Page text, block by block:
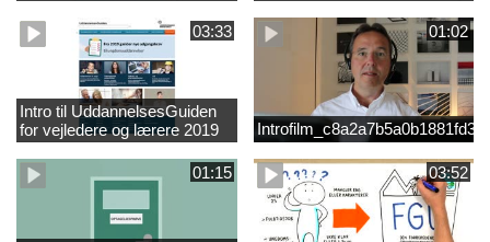
03:33
Intro til UddannelsesGuiden
for vejledere og lærere 2019
01:02
01:15 03:52